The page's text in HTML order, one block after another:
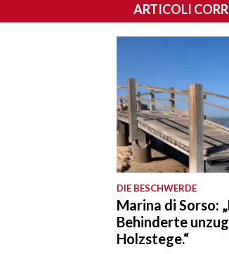
ARTICOLI
DIE BESCHWERDE
Marina di Sorso:
Behinderte
Holzstege.“